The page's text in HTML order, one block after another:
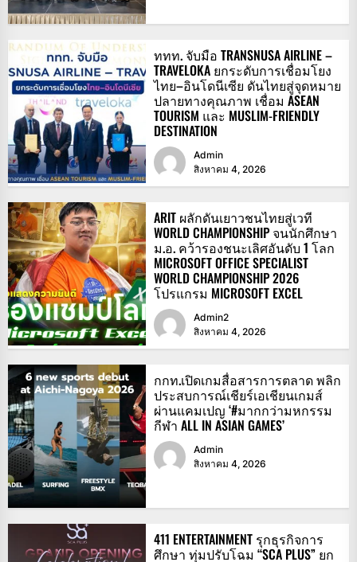
ททท. จับมือ TRANSNUSA AIRLINE –
TRAVELOKA ยกระดับการเชื่อมโยง
ไทย–อินโดนีเซีย ดันไทยสู่จุดหมาย
ปลายทางคุณภาพ เชื่อม ASEAN
TOURISM และ MUSLIM-FRIENDLY
DESTINATION
Admin
สิงหาคม 4, 2026
ARIT ผลักดันเยาวชนไทยสู่เวที
WORLD CHAMPIONSHIP จนนักศึกษา
ม.อ. คว้ารองชนะเลิศอันดับ 1 โลก
MICROSOFT OFFICE SPECIALIST
WORLD CHAMPIONSHIP 2026
โปรแกรม MICROSOFT EXCEL
Admin2
สิงหาคม 4, 2026
กกท.เปิดเกมสื่อสารการตลาด พลิก
ประสบการณ์เชียร์เอเชียนเกมส์
ผ่านแคมเปญ ‘#มากกว่ามหกรรม
กีฬา ALL IN ASIAN GAMES’
Admin
สิงหาคม 4, 2026
411 ENTERTAINMENT รุกธุรกิจการ
ศึกษา ทุ่มปรับโฉม “SCA PLUS” ยก